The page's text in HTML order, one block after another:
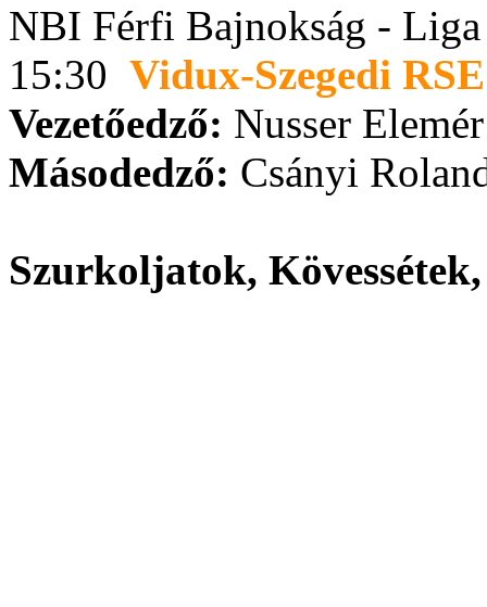
NBI Férfi Bajnokság -
15:30 Vidux-Szegedi RSE
Vezetőedző: Nusser Elemér
Másodedző: Csányi
Szurkoljatok,